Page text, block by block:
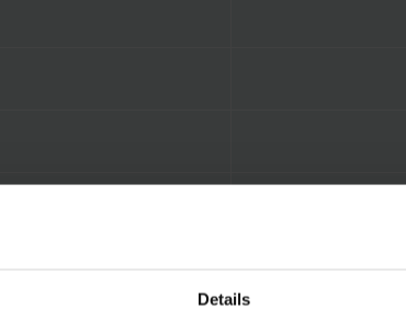
Details